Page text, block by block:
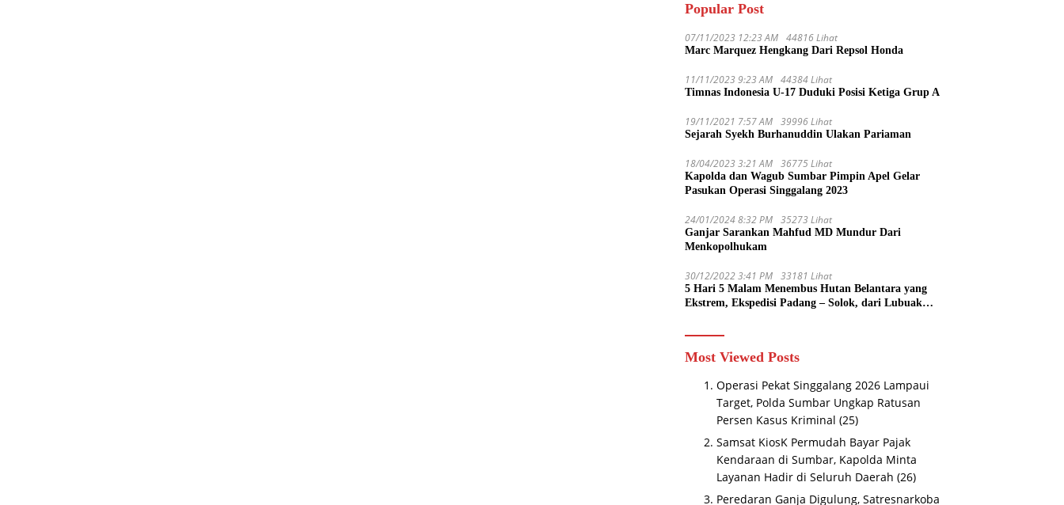
Popular Post
07/11/2023 12:23 AM 44816 Lihat
Marc Marquez Hengkang Dari Repsol Honda
11/11/2023 9:23 AM 44384 Lihat
Timnas Indonesia U-17 Duduki Posisi Ketiga Grup A
19/11/2021 7:57 AM 39996 Lihat
Sejarah Syekh Burhanuddin Ulakan Pariaman
18/04/2023 3:21 AM 36775 Lihat
Kapolda dan Wagub Sumbar Pimpin Apel Gelar
Pasukan Operasi Singgalang 2023
24/01/2024 8:32 PM 35273 Lihat
Ganjar Sarankan Mahfud MD Mundur Dari
Menkopolhukam
30/12/2022 3:41 PM 33181 Lihat
5 Hari 5 Malam Menembus Hutan Belantara yang
Ekstrem, Ekspedisi Padang – Solok, dari Lubuak
Most Viewed Posts
Operasi Pekat Singgalang 2026 Lampaui
Target, Polda Sumbar Ungkap Ratusan
Persen Kasus Kriminal (25)
Samsat KiosK Permudah Bayar Pajak
Kendaraan di Sumbar, Kapolda Minta
Layanan Hadir di Seluruh Daerah (26)
Peredaran Ganja Digulung, Satresnarkoba